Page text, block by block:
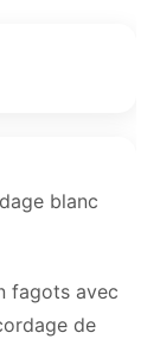
blanc
fagots avec
de